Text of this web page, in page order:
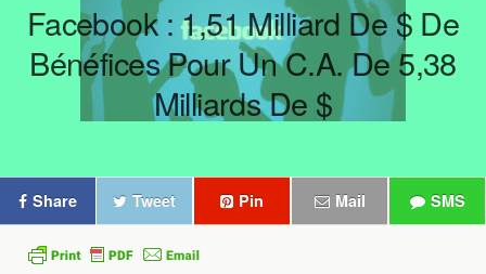
Facebook : 1,51 Milliard De $ De
Bénéfices Pour Un C.A. De 5,38
Milliards De $
Share Tweet Pin Mail SMS